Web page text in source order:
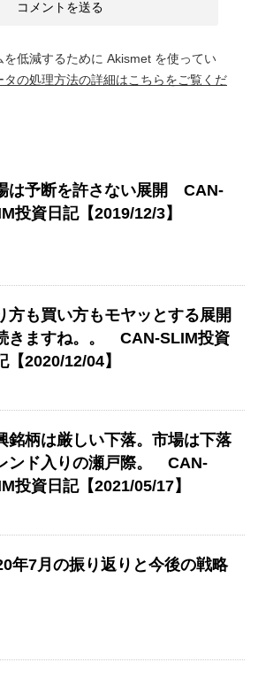
を低減するために Akismet を使ってい
タの処理方法の詳細はこちらをご覧くだ
は予断を許さない展開 CAN-
投資日記【2019/12/3】
方も買い方もモヤッとする展開
きますね。。 CAN-SLIM投資
【2020/12/04】
銘柄は厳しい下落。市場は下落
ンド入りの瀬戸際。 CAN-
投資日記【2021/05/17】
年7月の振り返りと今後の戦略